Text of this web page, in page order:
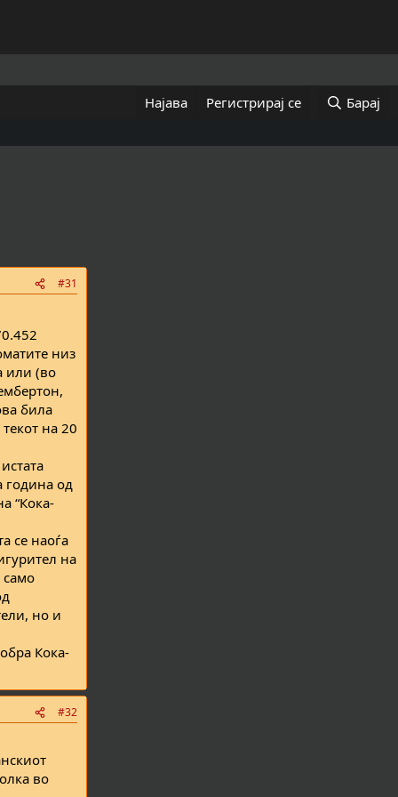
Најава Регистрирај се Барај
#31
низ
или (во
била
на 20
година од
“Кока-
се наоѓа
на
само
но и
Кока-
#32
во